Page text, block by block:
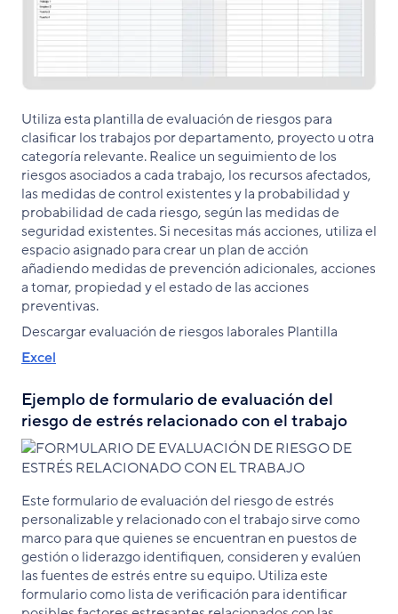
Utiliza esta plantilla de evaluación de riesgos para
clasificar los trabajos por departamento, proyecto u otra
categoría relevante. Realice un seguimiento de los
riesgos asociados a cada trabajo, los recursos afectados,
las medidas de control existentes y la probabilidad y
probabilidad de cada riesgo, según las medidas de
seguridad existentes. Si necesitas más acciones, utiliza el
espacio asignado para crear un plan de acción
añadiendo medidas de prevención adicionales, acciones
a tomar, propiedad y el estado de las acciones
preventivas.
Descargar evaluación de riesgos laborales Plantilla
Excel
Ejemplo de formulario de evaluación del
riesgo de estrés relacionado con el trabajo
Este formulario de evaluación del riesgo de estrés
personalizable y relacionado con el trabajo sirve como
marco para que quienes se encuentran en puestos de
gestión o liderazgo identifiquen, consideren y evalúen
las fuentes de estrés entre su equipo. Utiliza este
formulario como lista de verificación para identificar